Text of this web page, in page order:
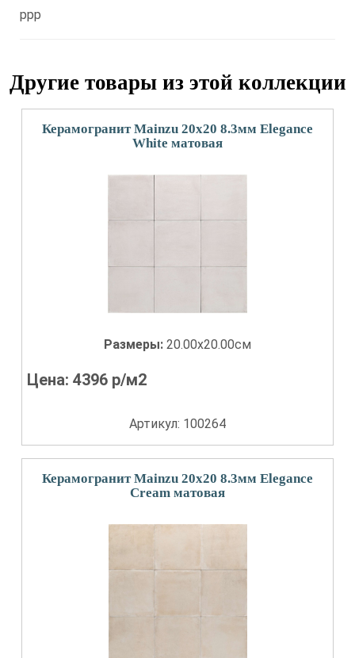
ppp
Другие товары из этой коллекции
Керамогранит Mainzu 20x20 8.3мм Elegance
White матовая
Размеры: 20.00x20.00см
Цена:4396 р/м2
Артикул: 100264
Керамогранит Mainzu 20x20 8.3мм Elegance
Cream матовая